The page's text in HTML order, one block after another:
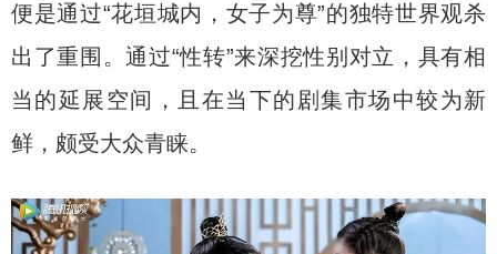
便是通过“花垣城内，女子为尊”的独特世界观杀
出了重围。通过“性转”来深挖性别对立，具有相
当的延展空间，且在当下的剧集市场中较为新
鲜，颇受大众青睐。